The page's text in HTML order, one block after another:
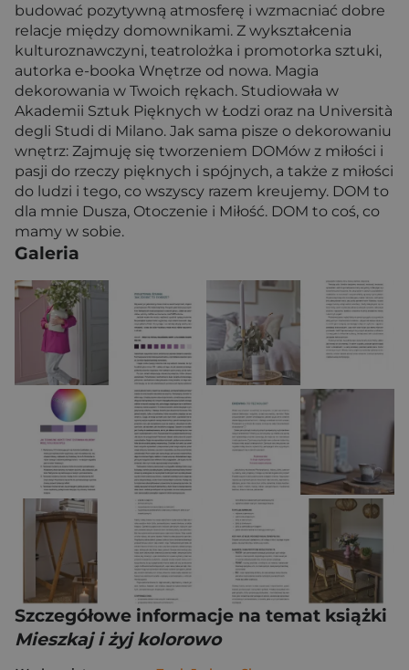
budować pozytywną atmosferę i wzmacniać dobre
relacje między domownikami. Z wykształcenia
kulturoznawczyni, teatrolożka i promotorka sztuki,
autorka e-booka Wnętrze od nowa. Magia
dekorowania w Twoich rękach. Studiowała w
Akademii Sztuk Pięknych w Łodzi oraz na Università
degli Studi di Milano. Jak sama pisze o dekorowaniu
wnętrz: Zajmuję się tworzeniem DOMów z miłości i
pasji do rzeczy pięknych i spójnych, a także z miłości
do ludzi i tego, co wszyscy razem kreujemy. DOM to
dla mnie Dusza, Otoczenie i Miłość. DOM to coś, co
mamy w sobie.
Galeria
Szczegółowe informacje na temat książki
Mieszkaj i żyj kolorowo